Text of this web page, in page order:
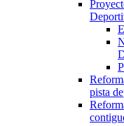
pista